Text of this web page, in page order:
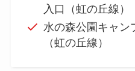
入口（虹の丘線）
水の森公園キャン
（虹の丘線）